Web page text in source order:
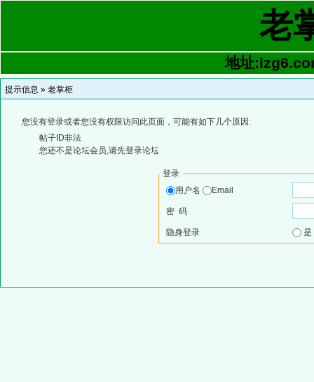
老
地址
提示信息 » 老掌柜
您没有登录或者您没有权限访问此页面，可能有如下几个原因:
帖子ID非法
您还不是论坛会员,请先登录论坛
登录
用户名
Email
密 码
隐身登录